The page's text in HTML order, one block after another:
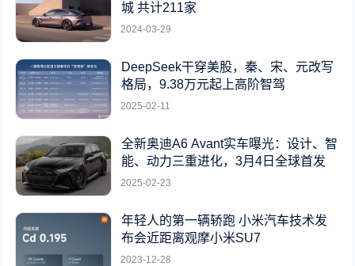
城 共计211家
2024-03-29
DeepSeek干穿美股，秦、宋、元改写
格局，9.38万元起上高阶智驾
2025-02-11
全新奥迪A6 Avant实车曝光：设计、智
能、动力三重进化，3月4日全球首发
2025-02-23
年轻人的第一辆轿跑 小米汽车技术发
布会近距离观摩小米SU7
2023-12-28